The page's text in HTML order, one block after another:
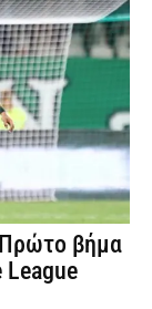
βήμα
League